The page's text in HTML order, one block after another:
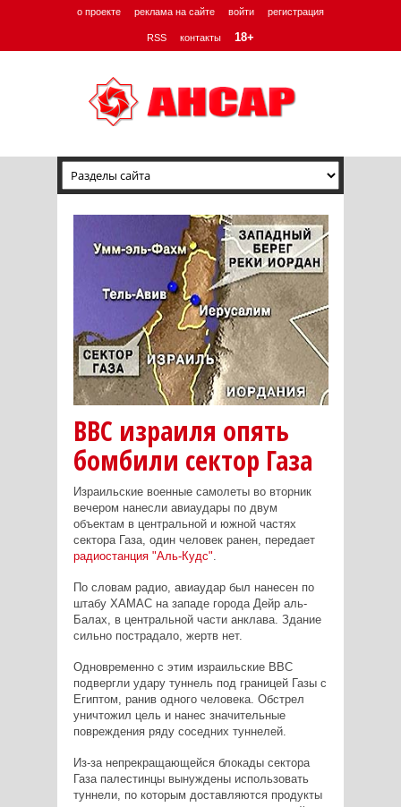
о проекте реклама на сайте войти регистрация
RSS контакты 18+
ВВС израиля опять
бомбили сектор Газа
Израильские военные самолеты во вторник
вечером нанесли авиаудары по двум
объектам в центральной и южной частях
сектора Газа, один человек ранен, передает
радиостанция "Аль-Кудс".
По словам радио, авиаудар был нанесен по
штабу ХАМАС на западе города Дейр аль-
Балах, в центральной части анклава. Здание
сильно пострадало, жертв нет.
Одновременно с этим израильские ВВС
подвергли удару туннель под границей Газы с
Египтом, ранив одного человека. Обстрел
уничтожил цель и нанес значительные
повреждения ряду соседних туннелей.
Из-за непрекращающейся блокады сектора
Газа палестинцы вынуждены использовать
туннели, по которым доставляются продукты